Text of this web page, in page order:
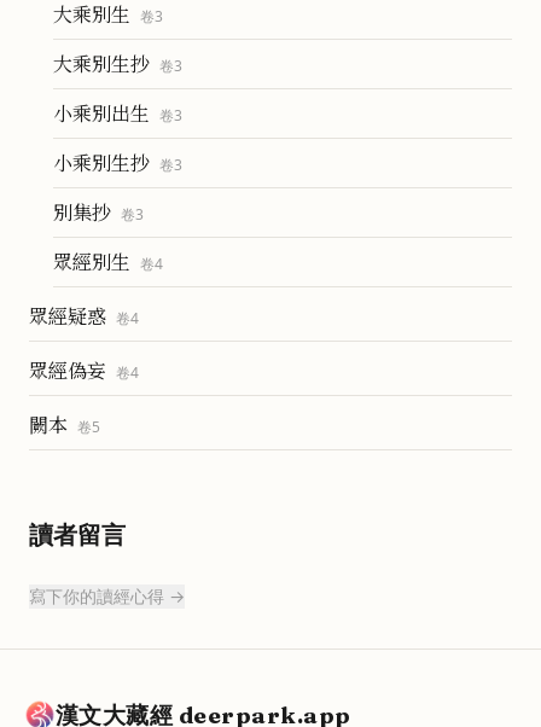
大乘別生 卷3
大乘別生抄 卷3
小乘別出生 卷3
小乘別生抄 卷3
別集抄 卷3
眾經別生 卷4
眾經疑惑 卷4
眾經偽妄 卷4
闕本 卷5
讀者留言
寫下你的讀經心得 →
漢文大藏經 deerpark.app